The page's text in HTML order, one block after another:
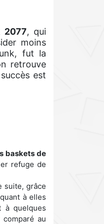
2077, qui
moins
fut la
retrouve
est
baskets de
refuge de
suite, grâce
à elles
à quelques
au